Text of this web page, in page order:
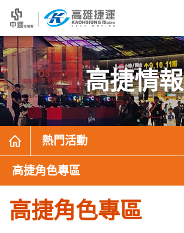
高捷情報
熱門活動
高捷角色專區
高捷角色專區